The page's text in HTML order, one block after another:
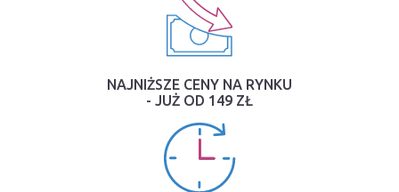
NAJNIŻSZE CENY NA RYNKU
- JUŻ OD 149 ZŁ